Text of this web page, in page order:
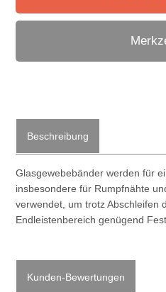
Beschreibung
Glasgewebebänder werden für
insbesondere für Rumpfnähte
verwendet, um trotz Abschleifen
Endleistenbereich genügend
Kunden-Bewertungen